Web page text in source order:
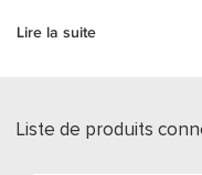
Lire la suite
Liste de produits